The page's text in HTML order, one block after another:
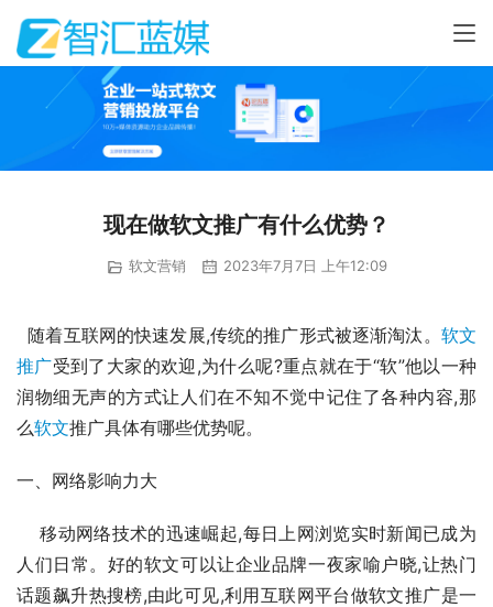
现在做软文推广有什么优势？
软文营销 2023年7月7日 上午12:09
  随着互联网的快速发展,传统的推广形式被逐渐淘汰。
软文
推广受到了大家的欢迎,为什么呢?重点就在于“软”他以一种
润物细无声的方式让人们在不知不觉中记住了各种内容,那
么软文推广具体有哪些优势呢。
一、网络影响力大
    移动网络技术的迅速崛起,每日上网浏览实时新闻已成为
人们日常。好的软文可以让企业品牌一夜家喻户晓,让热门
话题飙升热搜榜,由此可见,利用互联网平台做软文推广是一